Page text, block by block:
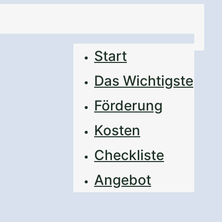
Start
Das Wichtigste
Förderung
Kosten
Checkliste
Angebot